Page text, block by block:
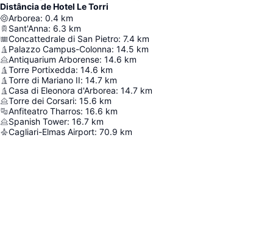
Distância de Hotel Le Torri
Arborea: 0.4 km
Sant'Anna: 6.3 km
Concattedrale di San Pietro: 7.4 km
Palazzo Campus-Colonna: 14.5 km
Antiquarium Arborense: 14.6 km
Torre Portixedda: 14.6 km
Torre di Mariano II: 14.7 km
Casa di Eleonora d'Arborea: 14.7 km
Torre dei Corsari: 15.6 km
Anfiteatro Tharros: 16.6 km
Spanish Tower: 16.7 km
Cagliari-Elmas Airport: 70.9 km